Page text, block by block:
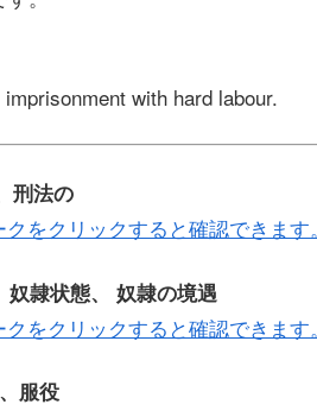
with hard labour.
刑法の
をクリックすると確認できます。
隷状態、 奴隷の境遇
をクリックすると確認できます。
服役